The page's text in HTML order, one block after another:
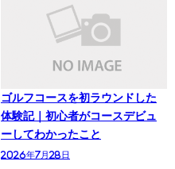
ゴルフコースを初ラウンドした
体験記｜初心者がコースデビュ
ーしてわかったこと
2026年7月28日